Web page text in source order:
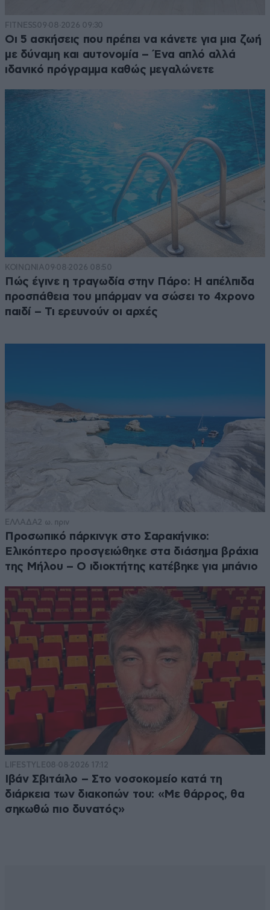
FITNESS09·08·2026 09:30
Οι 5 ασκήσεις που πρέπει να κάνετε για μια ζωή
με δύναμη και αυτονομία – Ένα απλό αλλά
ιδανικό πρόγραμμα καθώς μεγαλώνετε
ΚΟΙΝΩΝΙΑ09·08·2026 08:50
Πώς έγινε η τραγωδία στην Πάρο: Η απέλπιδα
προσπάθεια του μπάρμαν να σώσει το 4χρονο
παιδί – Τι ερευνούν οι αρχές
ΕΛΛΑΔΑ2 ω. πριν
Προσωπικό πάρκινγκ στο Σαρακήνικο:
Ελικόπτερο προσγειώθηκε στα διάσημα βράχια
της Μήλου – Ο ιδιοκτήτης κατέβηκε για μπάνιο
LIFESTYLE08·08·2026 17:12
Ιβάν Σβιτάιλο – Στο νοσοκομείο κατά τη
διάρκεια των διακοπών του: «Με θάρρος, θα
σηκωθώ πιο δυνατός»